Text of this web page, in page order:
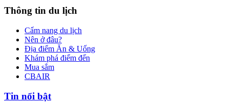
Thông tin du lịch
Cẩm nang du lịch
Nên ở đâu?
Địa điểm Ăn & Uống
Khám phá điểm đến
Mua sắm
CBAIR
Tin nổi bật